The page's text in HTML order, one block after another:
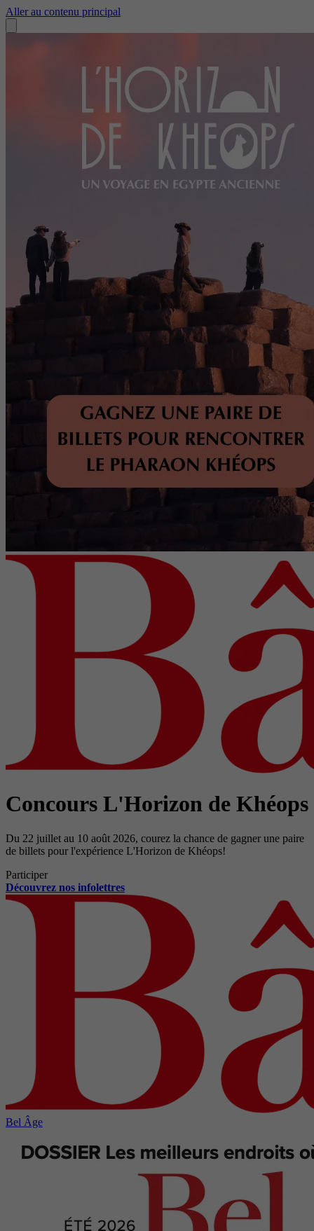
Aller au contenu principal
Concours L'Horizon de Khéops
Du 22 juillet au 10 août 2026, courez la chance de gagner une paire
de billets pour l'expérience L'Horizon de Khéops!
Participer
Découvrez nos infolettres
Bel Âge